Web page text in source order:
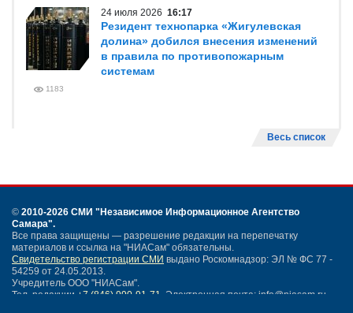
24 июля 2026 16:17
Резидент технопарка «Жигулевская
долина» добился внесения изменений
в правила по противопожарным
системам
1183
Весь список
© 2010-2026 СМИ "Независимое Информационное Агентство
Самара".
Все права защищены — разрешение редакции на перепечатку
материалов и ссылка на "НИАСам" обязательны.
Свидетельство регистрации СМИ выдано Роскомнадзор: ЭЛ № ФС 77 -
54259 от 24.05.2013.
Учредитель ООО "НИАСам".
Тел. редакции +7 (846) 990-91-71. Электронная почта: info@niasam.ru